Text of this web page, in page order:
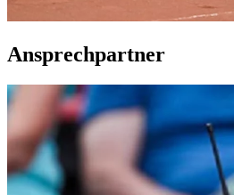
Ansprechpartner